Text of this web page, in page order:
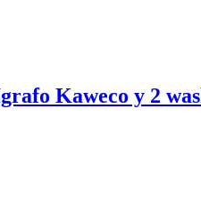
Kaweco y 2